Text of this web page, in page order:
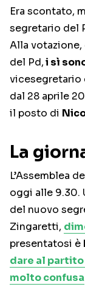
Era scontato,
segretario del
Alla
del Pd,i sì
vicesegretario
dal 28 aprile
il posto di
La
L’Assemblea
oggi alle 9.30.
del nuovo
Zingaretti,
presentatosi è
dare al partito
molto confusa